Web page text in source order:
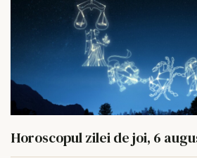
Horoscopul zilei de joi, 6